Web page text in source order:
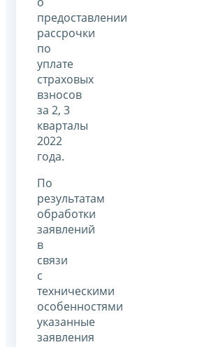
предоставлении
рассрочки
по
уплате
страховых
взносов
за 2, 3
кварталы
2022
года.
По
результатам
обработки
заявлений
в
связи
с
техническими
особенностями
указанные
заявления